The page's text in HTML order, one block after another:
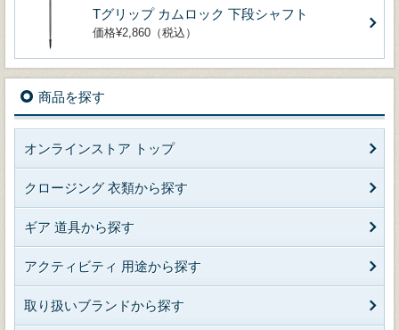
Tグリップ カムロック 下段シャフト
価格¥2,860（税込）
商品を探す
オンラインストア トップ
クロージング 衣類から探す
ギア 道具から探す
アクティビティ 用途から探す
取り扱いブランドから探す